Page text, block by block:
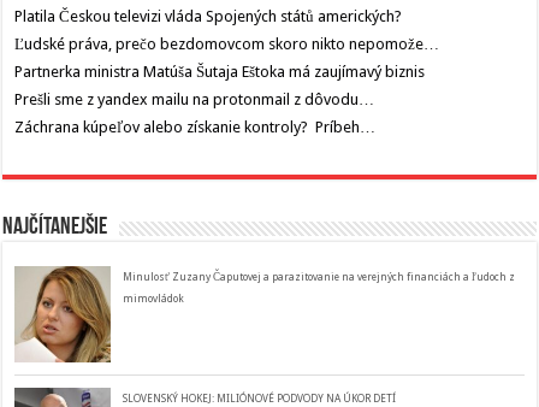
Platila Českou televizi vláda Spojených států amerických?
Ľudské práva, prečo bezdomovcom skoro nikto nepomože…
Partnerka ministra Matúša Šutaja Eštoka má zaujímavý biznis
Prešli sme z yandex mailu na protonmail z dôvodu…
Záchrana kúpeľov alebo získanie kontroly? Príbeh…
Najčítanejšie
Minulosť Zuzany Čaputovej a parazitovanie na verejných financiách a ľudoch z
mimovládok
SLOVENSKÝ HOKEJ: MILIÓNOVÉ PODVODY NA ÚKOR DETÍ